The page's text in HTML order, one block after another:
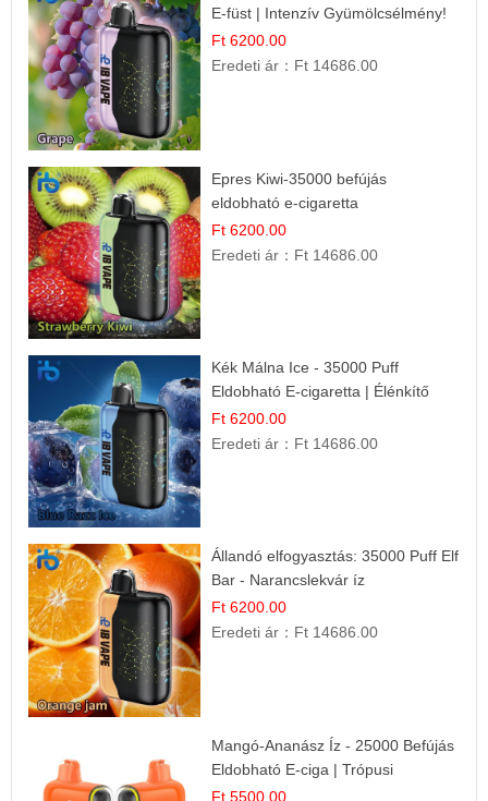
E-füst | Intenzív Gyümölcsélmény!
Ft 6200.00
Eredeti ár： Ft 14686.00
Epres Kiwi-35000 befújás
eldobható e-cigaretta
Ft 6200.00
Eredeti ár： Ft 14686.00
Kék Málna Ice - 35000 Puff
Eldobható E-cigaretta | Élénkítő
Gyümölcsös Frissesség!
Ft 6200.00
Eredeti ár： Ft 14686.00
Állandó elfogyasztás: 35000 Puff Elf
Bar - Narancslekvár íz
Ft 6200.00
Eredeti ár： Ft 14686.00
Mangó-Ananász Íz - 25000 Befújás
Eldobható E-ciga | Trópusi
Gyümölcs Élmény!
Ft 5500.00